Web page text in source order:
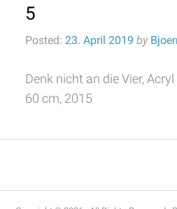
5
Posted: 23. April 2019 by
Denk nicht an die Vier,
60 cm, 2015